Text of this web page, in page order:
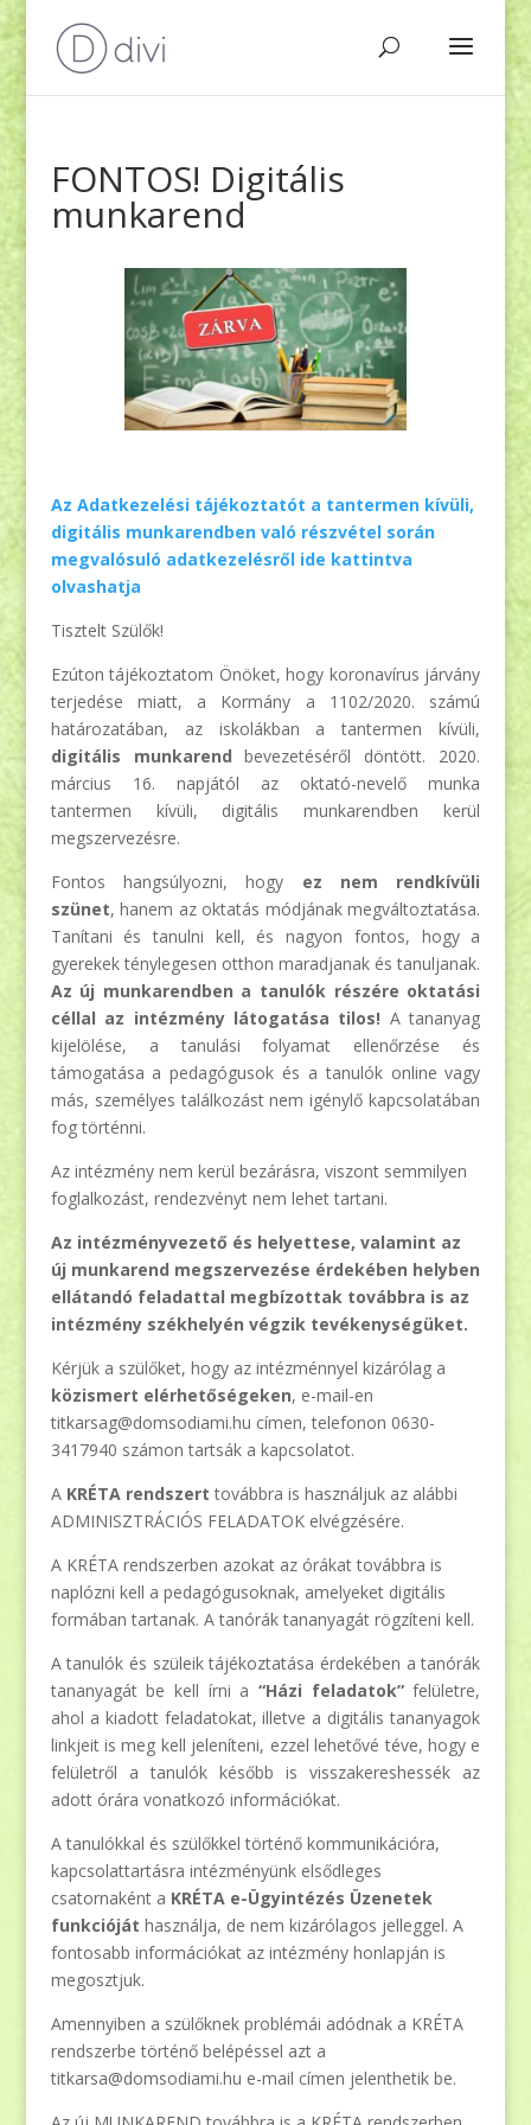
FONTOS! Digitális
munkarend
Az Adatkezelési tájékoztatót a tantermen kívüli,
digitális munkarendben való részvétel során
megvalósuló adatkezelésről ide kattintva
olvashatja
Tisztelt Szülők!
Ezúton tájékoztatom Önöket, hogy koronavírus járvány
terjedése miatt, a Kormány a 1102/2020. számú
határozatában, az iskolákban a tantermen kívüli,
digitális munkarend bevezetéséről döntött. 2020.
március 16. napjától az oktató-nevelő munka
tantermen kívüli, digitális munkarendben kerül
megszervezésre.
Fontos hangsúlyozni, hogy ez nem rendkívüli
szünet, hanem az oktatás módjának megváltoztatása.
Tanítani és tanulni kell, és nagyon fontos, hogy a
gyerekek ténylegesen otthon maradjanak és tanuljanak.
Az új munkarendben a tanulók részére oktatási
céllal az intézmény látogatása tilos! A tananyag
kijelölése, a tanulási folyamat ellenőrzése és
támogatása a pedagógusok és a tanulók online vagy
más, személyes találkozást nem igénylő kapcsolatában
fog történni.
Az intézmény nem kerül bezárásra, viszont semmilyen
foglalkozást, rendezvényt nem lehet tartani.
Az intézményvezető és helyettese, valamint az
új munkarend megszervezése érdekében helyben
ellátandó feladattal megbízottak továbbra is az
intézmény székhelyén végzik tevékenységüket.
Kérjük a szülőket, hogy az intézménnyel kizárólag a
közismert elérhetőségeken, e-mail-en
titkarsag@domsodiami.hu címen, telefonon 0630-
3417940 számon tartsák a kapcsolatot.
A KRÉTA rendszert továbbra is használjuk az alábbi
ADMINISZTRÁCIÓS FELADATOK elvégzésére.
A KRÉTA rendszerben azokat az órákat továbbra is
naplózni kell a pedagógusoknak, amelyeket digitális
formában tartanak. A tanórák tananyagát rögzíteni kell.
A tanulók és szüleik tájékoztatása érdekében a tanórák
tananyagát be kell írni a“Házi feladatok”felületre,
ahol a kiadott feladatokat, illetve a digitális tananyagok
linkjeit is meg kell jeleníteni, ezzel lehetővé téve, hogy e
felületről a tanulók később is visszakereshessék az
adott órára vonatkozó információkat.
A tanulókkal és szülőkkel történő kommunikációra,
kapcsolattartásra intézményünk elsődleges
csatornaként a KRÉTA e-Ügyintézés Üzenetek
funkcióját használja, de nem kizárólagos jelleggel. A
fontosabb információkat az intézmény honlapján is
megosztjuk.
Amennyiben a szülőknek problémái adódnak a KRÉTA
rendszerbe történő belépéssel azt a
titkarsa@domsodiami.hu e-mail címen jelenthetik be.